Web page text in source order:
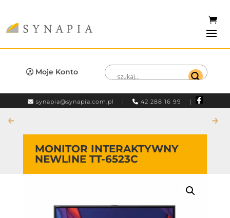
Moje Konto
synapia@synapia.com.pl | 42 288 16 99 |
← →
MONITOR INTERAKTYWNY
NEWLINE TT-6523C